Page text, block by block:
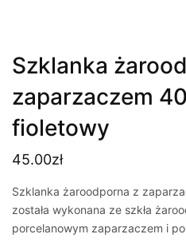
Szklanka
zaparzaczem
fioletowy
45.00zł
Szklanka żaroodporna z
została wykonana ze szkła
porcelanowym zaparzaczem i